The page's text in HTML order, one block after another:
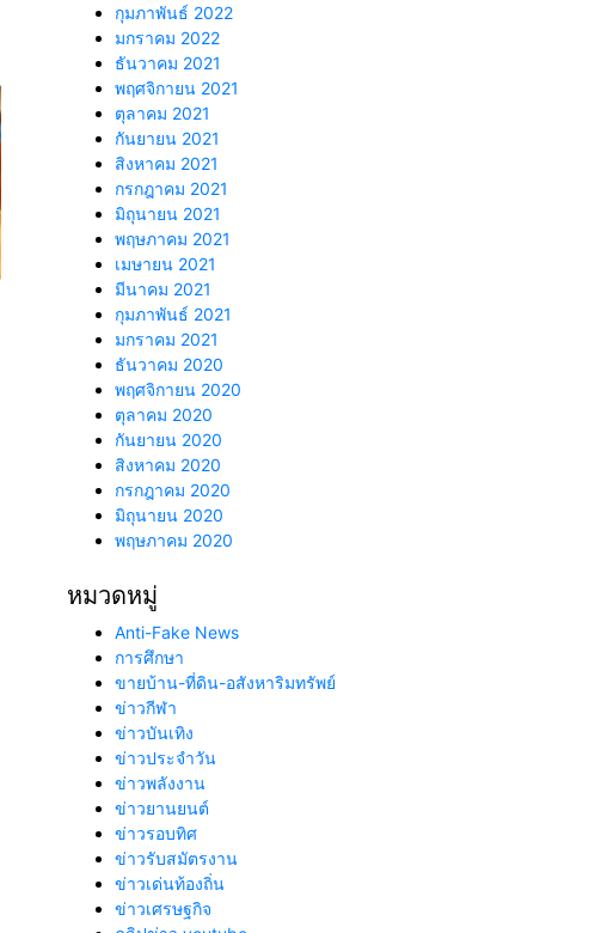
กุมภาพันธ์ 2022
มกราคม 2022
ธันวาคม 2021
พฤศจิกายน 2021
ตุลาคม 2021
กันยายน 2021
สิงหาคม 2021
กรกฎาคม 2021
มิถุนายน 2021
พฤษภาคม 2021
เมษายน 2021
มีนาคม 2021
กุมภาพันธ์ 2021
มกราคม 2021
ธันวาคม 2020
พฤศจิกายน 2020
ตุลาคม 2020
กันยายน 2020
สิงหาคม 2020
กรกฎาคม 2020
มิถุนายน 2020
พฤษภาคม 2020
หมวดหมู่
Anti-Fake News
การศึกษา
ขายบ้าน-ที่ดิน-อสังหาริมทรัพย์
ข่าวกีฬา
ข่าวบันเทิง
ข่าวประจำวัน
ข่าวพลังงาน
ข่าวยานยนต์
ข่าวรอบทิศ
ข่าวรับสมัตรงาน
ข่าวเด่นท้องถิ่น
ข่าวเศรษฐกิจ